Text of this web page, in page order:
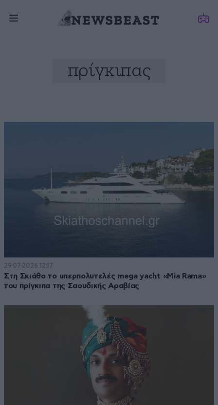
πρίγκιπας
29·07·2026 12:17
Στη Σκιάθο το υπερπολυτελές mega yacht «Mia Rama»
του πρίγκιπα της Σαουδικής Αραβίας